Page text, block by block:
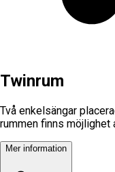
Twinrum
Två enkelsängar
rummen finns möjlighet
Mer information